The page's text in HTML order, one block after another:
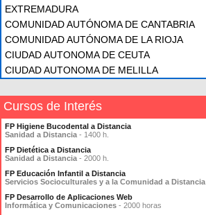
EXTREMADURA
COMUNIDAD AUTÓNOMA DE CANTABRIA
COMUNIDAD AUTÓNOMA DE LA RIOJA
CIUDAD AUTONOMA DE CEUTA
CIUDAD AUTONOMA DE MELILLA
Cursos de Interés
FP Higiene Bucodental a Distancia
Sanidad a Distancia - 1400 h.
FP Dietética a Distancia
Sanidad a Distancia - 2000 h.
FP Educación Infantil a Distancia
Servicios Socioculturales y a la Comunidad a Distancia
FP Desarrollo de Aplicaciones Web
Informática y Comunicaciones - 2000 horas